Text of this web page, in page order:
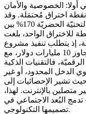
أولا: الخصوصية والأمان
اختراق مُحتمَلة. وقد
ارتفعت الهجمات الإلكترونيّة على البنية التحتيّة الحضريّة 170% بين
تكلفة متوسطة للاختراق الواحد، بلغت
إذ يتطلب تنفيذ مشروع
مدينة ذكية متوسطة الحجم استثمارات تتجاوز 10 مليارات دولار، مع
فالتقنيات الذكية
الدخل المحدود، أو غير
تشير الإحصائيات إلى
متصلين بالإنترنت. لهذا،
البُعد الاجتماعي في
تصميمها التكنولوجي.